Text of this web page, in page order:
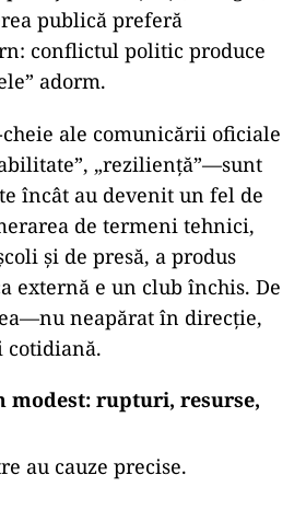
publică preferă
conflictul politic produce
adorm.
ale comunicării oficiale
„reziliență”—sunt
încât au devenit un fel de
de termeni tehnici,
și de presă, a produs
externă e un club închis. De
neapărat în direcție,
cotidiană.
modest: rupturi, resurse,
au cauze precise.